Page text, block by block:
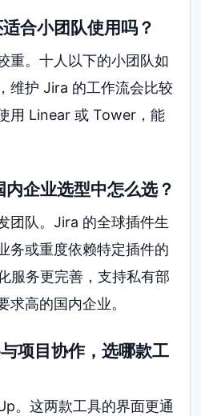
合小团队使用吗？
重。十人以下的小团队如
维护 Jira 的工作流会比较
用 Linear 或 Tower，能
企业选型中怎么选？
团队。Jira 的全球插件生
务或重度依赖特定插件的
服务更完善，支持私有部
求高的国内企业。
项目协作，选哪款工
。这两款工具的界面更通